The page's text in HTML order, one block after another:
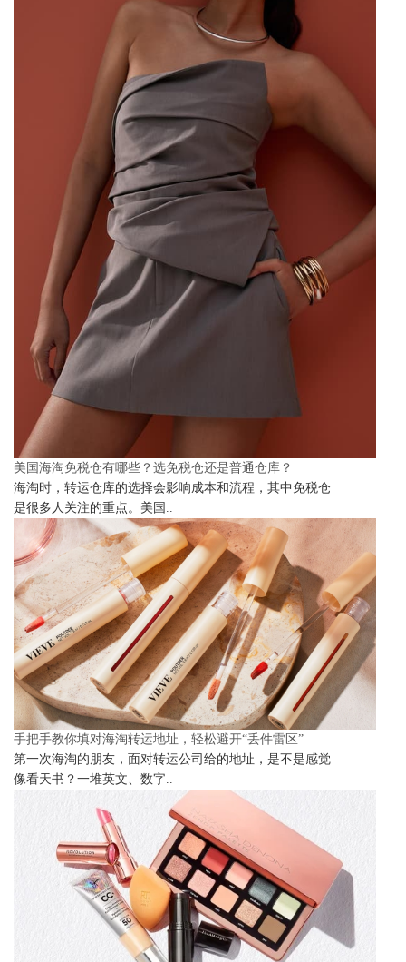
美国海淘免税仓有哪些？选免税仓还是普通仓库？
海淘时，转运仓库的选择会影响成本和流程，其中免税仓
是很多人关注的重点。美国..
手把手教你填对海淘转运地址，轻松避开“丢件雷区”
第一次海淘的朋友，面对转运公司给的地址，是不是感觉
像看天书？一堆英文、数字..